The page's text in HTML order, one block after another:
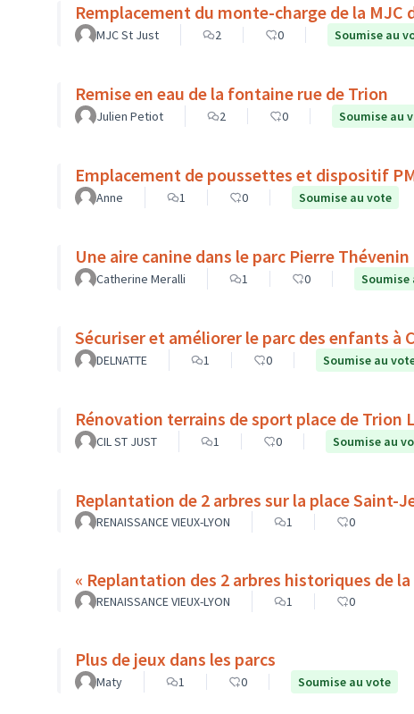
Remplacement du monte-charge de la MJC
MJC St Just 2 0 Soumise au
Remise en eau de la fontaine rue de Trion
Julien Petiot 2 0 Soumise au
Emplacement de poussettes et dispositif
Anne 1 0 Soumise au vote
Une aire canine dans le parc Pierre Thévenin
Catherine Meralli 1 0 Soumise
Sécuriser et améliorer le parc des enfants à
DELNATTE 1 0 Soumise au
Rénovation terrains de sport place de Trion
CIL ST JUST 1 0 Soumise au
Replantation de 2 arbres sur la place Saint-
RENAISSANCE VIEUX-LYON 1 0
RENAISSANCE VIEUX-LYON 1 0
Plus de jeux dans les parcs
Maty 1 0 Soumise au vote